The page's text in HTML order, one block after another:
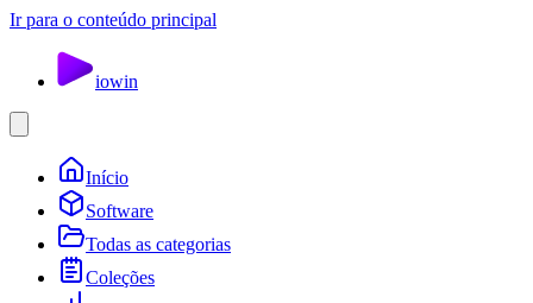
Ir para o conteúdo principal
iowin
Início
Software
Todas as categorias
Coleções